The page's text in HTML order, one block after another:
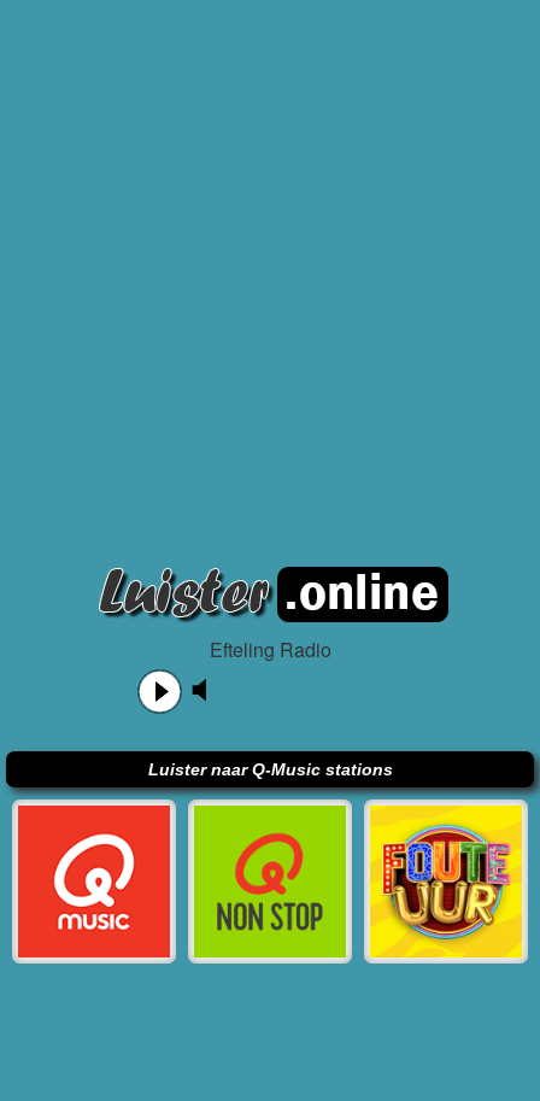
Efteling Radio
Luister naar Q-Music stations